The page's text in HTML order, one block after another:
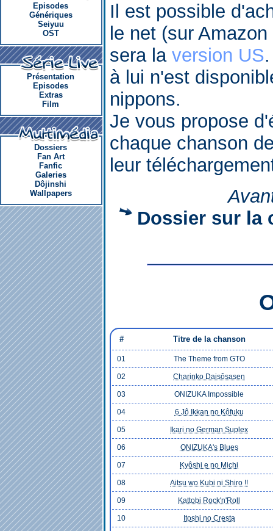
Episodes
Génériques
Seiyuu
OST
Présentation
Episodes
Extras
Film
Dossiers
Fan Art
Fanfic
Galeries
Dôjinshi
Wallpapers
Il est possible
le net (sur
sera la version US
à lui n'est
nippons.
Je vous propose
chaque chanson
leur
Dossier sur la
# Titre de la chanson
01 The Theme from GTO
02 Charinko Daisôsasen
03 ONIZUKA Impossible
04 6 Jô Ikkan no Kôfuku
05 Ikari no German Suplex
06 ONIZUKA's Blues
07 Kyôshi e no Michi
08 Aitsu wo Kubi ni Shiro !!
09 Kattobi Rock'n'Roll
10 Itoshi no Cresta